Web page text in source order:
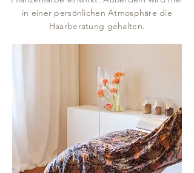
in einer persönlichen Atmosphäre die
Haarberatung gehalten.